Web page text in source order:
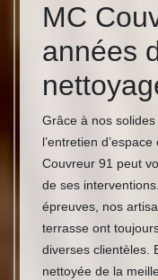
MC
années
Grâce à nos
l’entretien
Couvreur 91 peut
de ses
épreuves, nos
terrasse ont
diverses clientèles.
nettoyée de la